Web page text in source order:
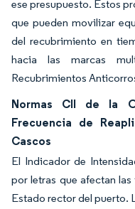
ese presupuesto. Estos
que pueden movilizar
del recubrimiento en
hacia las marcas
Recubrimientos
Normas CII de la
Frecuencia de
Cascos
El Indicador de
por letras que afectan
Estado rector del puerto.